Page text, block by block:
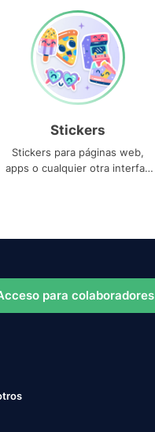
Stickers
Stickers para páginas web,
apps o cualquier otra interfaz
para colaboradores